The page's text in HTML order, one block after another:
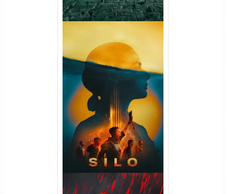
Silo 2ª Temporada (2024)
WEB-DL 1080p Dual Áudio